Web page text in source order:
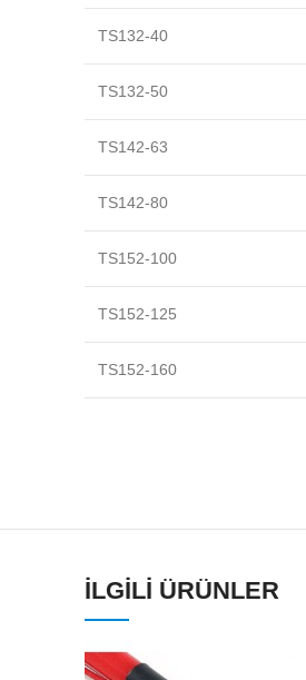
TS132-40
TS132-50
TS142-63
TS142-80
TS152-100
TS152-125
TS152-160
İLGILI ÜRÜNLER